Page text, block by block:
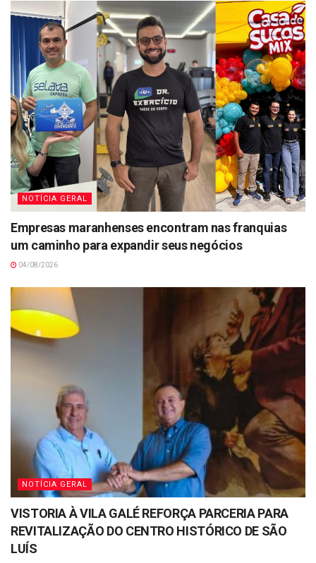
NOTÍCIA GERAL
Empresas maranhenses encontram nas franquias
um caminho para expandir seus negócios
04/08/2026
NOTÍCIA GERAL
VISTORIA À VILA GALÉ REFORÇA PARCERIA PARA
REVITALIZAÇÃO DO CENTRO HISTÓRICO DE SÃO
LUÍS